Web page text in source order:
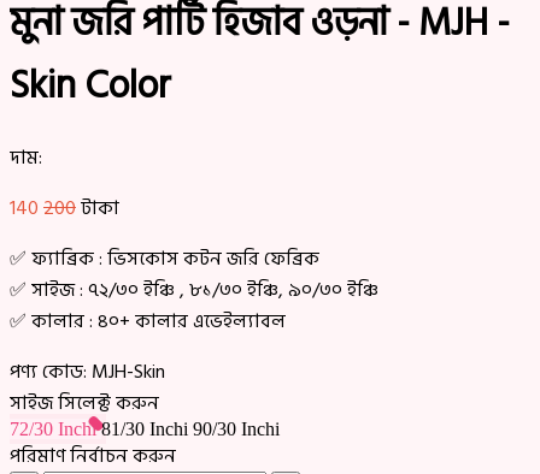
মুনা জরি পার্টি হিজাব ওড়না - MJH -
Skin Color
দাম:
140200টাকা
✅ ফ্যাব্রিক : ভিসকোস কটন জরি ফেব্রিক
✅ সাইজ : ৭২/৩০ ইঞ্চি , ৮১/৩০ ইঞ্চি, ৯০/৩০ ইঞ্চি
✅ কালার : ৪০+ কালার এভেইল্যাবল
পণ্য কোড: MJH-Skin
সাইজ সিলেক্ট করুন
72/30 Inchi81/30 Inchi 90/30 Inchi
পরিমাণ নির্বাচন করুন